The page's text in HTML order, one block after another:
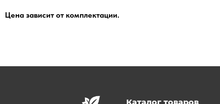
Цена зависит от комплектации.